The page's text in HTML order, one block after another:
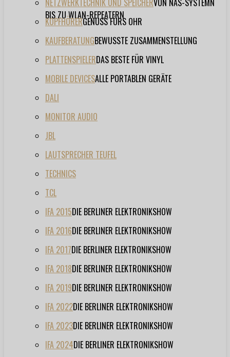
NETZWERKTECHNIK UND SPEICHERVON NAS-SYSTEMN
BIS ZU WLAN-REPEATERN
KOPFHÖRERGENUSS FÜRS OHR
KAUFBERATUNGBEWUSSTE ZUSAMMENSTELLUNG
PLATTENSPIELERDAS BESTE FÜR VINYL
MOBILE DEVICESALLE PORTABLEN GERÄTE
DALI
MONITOR AUDIO
JBL
LAUTSPRECHER TEUFEL
TECHNICS
TCL
IFA 2015DIE BERLINER ELEKTRONIKSHOW
IFA 2016DIE BERLINER ELEKTRONIKSHOW
IFA 2017DIE BERLINER ELEKTRONIKSHOW
IFA 2018DIE BERLINER ELEKTRONIKSHOW
IFA 2019DIE BERLINER ELEKTRONIKSHOW
IFA 2022DIE BERLINER ELEKTRONIKSHOW
IFA 2023DIE BERLINER ELEKTRONIKSHOW
IFA 2024DIE BERLINER ELEKTRONIKSHOW